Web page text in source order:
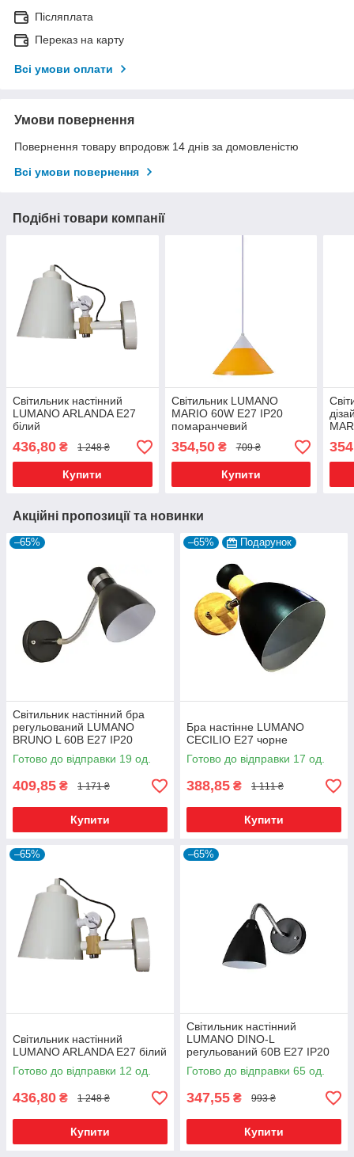
Післяплата
Переказ на карту
Всі умови оплати
Умови повернення
Повернення товару впродовж 14 днів за домовленістю
Всі умови повернення
Подібні товари компанії
Світильник настінний
LUMANO ARLANDA Е27
білий
436,80 ₴ 1 248 ₴
Купити
Світильник LUMANO
MARIO 60W E27 IP20
помаранчевий
354,50₴ 709 ₴
Купити
IP20
Акційні пропозиції та новинки
–65%
Світильник настінний бра
регульований LUMANO
BRUNO L 60В Е27 IP20
чорний
Готово до відправки 19 од.
409,85 ₴ 1 171 ₴
Купити
–65% Подарунок
Бра настінне LUMANO
CECILIO Е27 чорне
Готово до відправки 17 од.
388,85 ₴ 1 111 ₴
Купити
–65%
Світильник настінний
LUMANO ARLANDA Е27 білий
Готово до відправки 12 од.
436,80 ₴ 1 248 ₴
Купити
–65%
Світильник настінний
LUMANO DINO-L
регульований 60В Е27 IP20
чорний
Готово до відправки 65 од.
347,55 ₴ 993 ₴
Купити